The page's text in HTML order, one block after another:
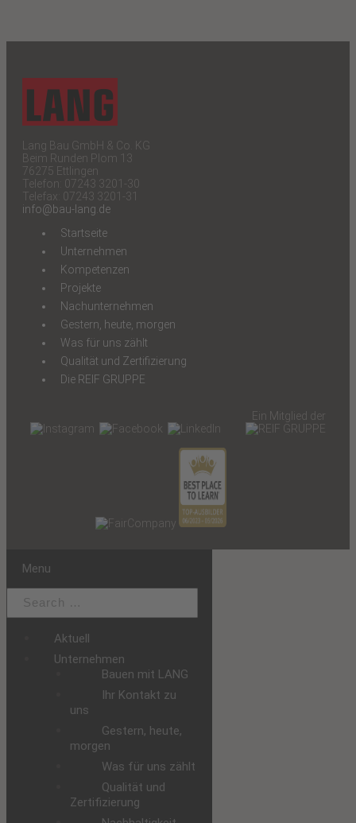
Lang Bau GmbH & Co. KG
Beim Runden Plom 13
76275 Ettlingen
Telefon: 07243 3201-30
Telefax: 07243 3201-31
info@bau-lang.de
Startseite
Unternehmen
Kompetenzen
Projekte
Nachunternehmen
Gestern, heute, morgen
Was für uns zählt
Qualität und Zertifizierung
Die REIF GRUPPE
Ein Mitglied der
Menu
Aktuell
Unternehmen
Bauen mit LANG
Ihr Kontakt zu
uns
Gestern, heute,
morgen
Was für uns zählt
Qualität und
Zertifizierung